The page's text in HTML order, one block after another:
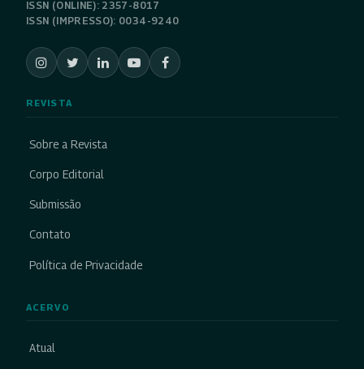
ISSN (ONLINE): 2357-8017
ISSN (IMPRESSO): 0034-9240
REVISTA
Sobre a Revista
Corpo Editorial
Submissão
Contato
Política de Privacidade
ACERVO
Atual